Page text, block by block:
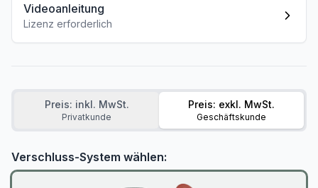
Videoanleitung
Lizenz erforderlich
Preis: inkl. MwSt.
Privatkunde
Preis: exkl. MwSt.
Geschäftskunde
Verschluss-System wählen: